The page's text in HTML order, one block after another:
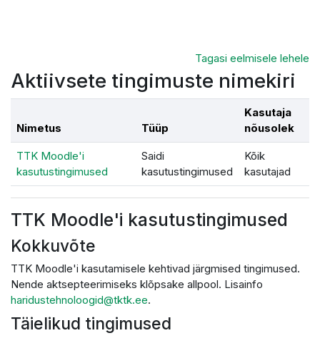
Tagasi eelmisele lehele
Aktiivsete tingimuste nimekiri
Nimetus Tüüp
Kasutaja
nõusolek
TTK Moodle'i
kasutustingimused
Saidi
kasutustingimused
Kõik
kasutajad
TTK Moodle'i kasutustingimused
Kokkuvõte
TTK Moodle'i kasutamisele kehtivad järgmised tingimused.
Nende aktsepteerimiseks klõpsake allpool. Lisainfo
haridustehnoloogid@tktk.ee.
Täielikud tingimused